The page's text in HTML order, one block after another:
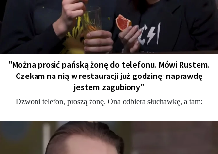
"Można prosić pańską żonę do telefonu. Mówi Rustem.
Czekam na nią w restauracji już godzinę: naprawdę
jestem zagubiony"
Dzwoni telefon, proszą żonę. Ona odbiera słuchawkę, a tam: